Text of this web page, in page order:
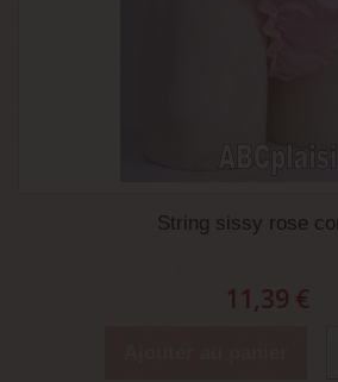
String sissy rose
11,39 €